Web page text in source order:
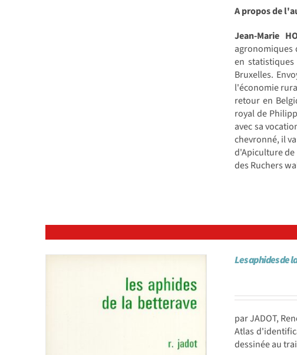
A propos de
Jean-Marie
agronomiques
en
Bruxelles.
l'économie
retour en
royal de
avec sa
chevronné, il
d'Apiculture de
des Ruchers
Les aphides de
par JADOT,
Atlas
dessinée au